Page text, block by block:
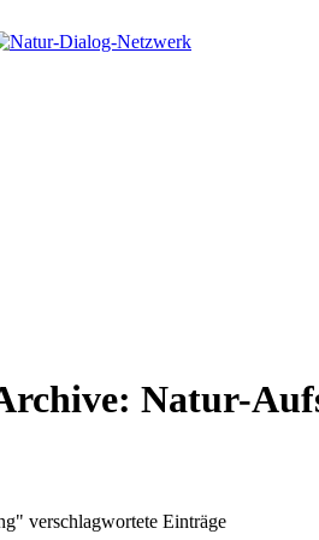
Natur-
verschlagwortete Einträge